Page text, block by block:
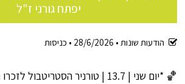
יפתח גורני ז"ל
הודעות שונות • 28/6/2026
• כניסות
🏀 *יום שני | 13.7 | טורניר